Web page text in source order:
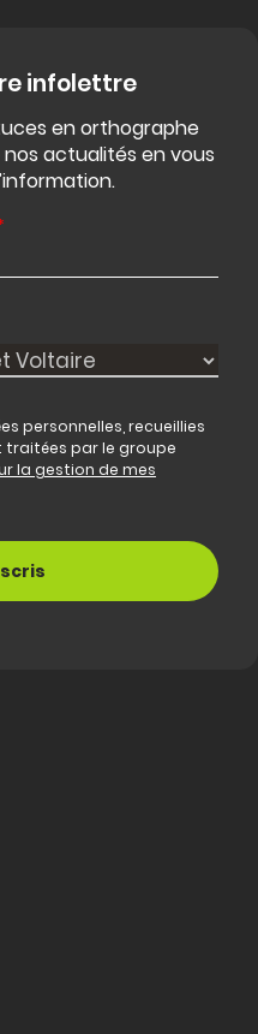
infolettre
en orthographe
actualités en vous
personnelles, recueillies
traitées par le groupe
la gestion de mes